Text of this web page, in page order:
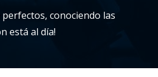
conociendo las
está al día!